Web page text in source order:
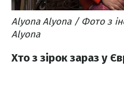
Alyona Alyona / Фото з
Alyona
Хто з зірок зараз у